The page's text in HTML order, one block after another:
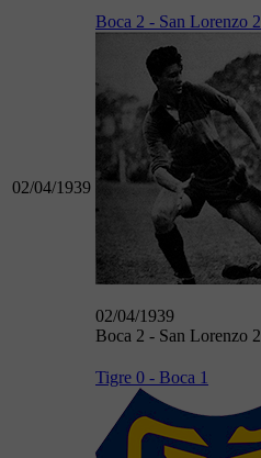
02/04/1939
Boca 2 - San Lorenzo 2
02/04/1939
Boca 2 - San Lorenzo 2
Tigre 0 - Boca 1